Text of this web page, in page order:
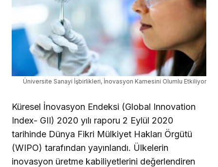
Üniversite Sanayi İşbirlikleri, İnovasyon Karnesini Olumlu Etkiliyor
Küresel İnovasyon Endeksi (Global Innovation
Index- GII) 2020 yılı raporu 2 Eylül 2020
tarihinde Dünya Fikri Mülkiyet Hakları Örgütü
(WIPO) tarafından yayınlandı. Ülkelerin
inovasyon üretme kabiliyetlerini değerlendiren